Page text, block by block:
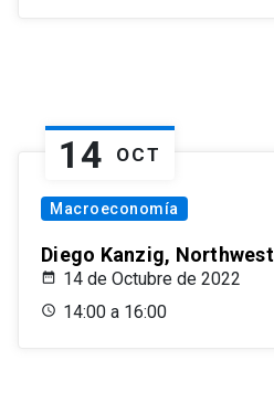
14 OCT
Macroeconomía
Diego Kanzig,
14 de Octubre de 2022
14:00 a 16:00